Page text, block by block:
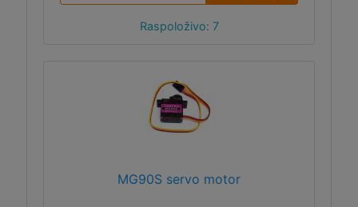
Raspoloživo: 7
MG90S servo motor